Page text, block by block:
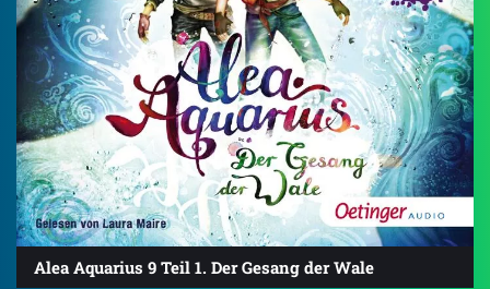
Alea Aquarius 9 Teil 1. Der Gesang der Wale